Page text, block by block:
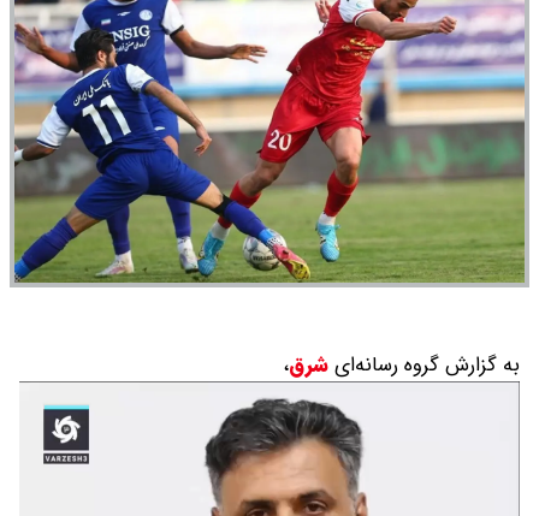
به گزارش گروه رسانه‌ایشرق،